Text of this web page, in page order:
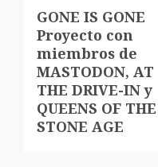
Siguiente
entrada:
GONE IS GONE
Proyecto con
miembros de
MASTODON, AT
THE DRIVE-IN y
QUEENS OF THE
STONE AGE